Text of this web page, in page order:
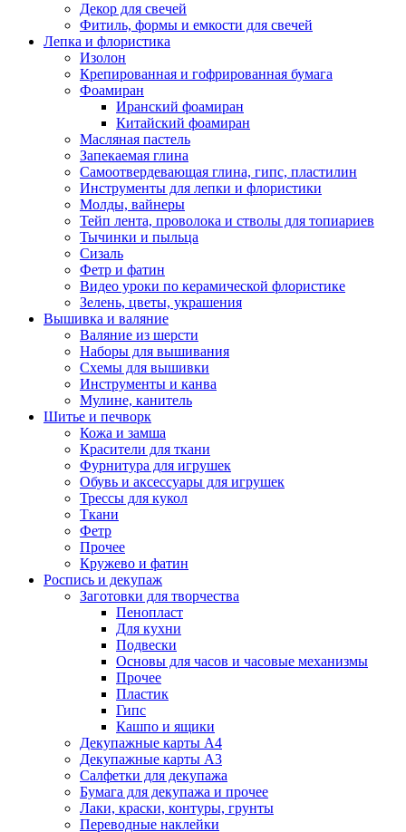
Декор для свечей
Фитиль, формы и емкости для свечей
Лепка и флористика
Изолон
Крепированная и гофрированная бумага
Фоамиран
Иранский фоамиран
Китайский фоамиран
Масляная пастель
Запекаемая глина
Самоотвердевающая глина, гипс, пластилин
Инструменты для лепки и флористики
Молды, вайнеры
Тейп лента, проволока и стволы для топиариев
Тычинки и пыльца
Сизаль
Фетр и фатин
Видео уроки по керамической флористике
Зелень, цветы, украшения
Вышивка и валяние
Валяние из шерсти
Наборы для вышивания
Схемы для вышивки
Инструменты и канва
Мулине, канитель
Шитье и печворк
Кожа и замша
Красители для ткани
Фурнитура для игрушек
Обувь и аксессуары для игрушек
Трессы для кукол
Ткани
Фетр
Прочее
Кружево и фатин
Роспись и декупаж
Заготовки для творчества
Пенопласт
Для кухни
Подвески
Основы для часов и часовые механизмы
Прочее
Пластик
Гипс
Кашпо и ящики
Декупажные карты А4
Декупажные карты А3
Салфетки для декупажа
Бумага для декупажа и прочее
Лаки, краски, контуры, грунты
Переводные наклейки